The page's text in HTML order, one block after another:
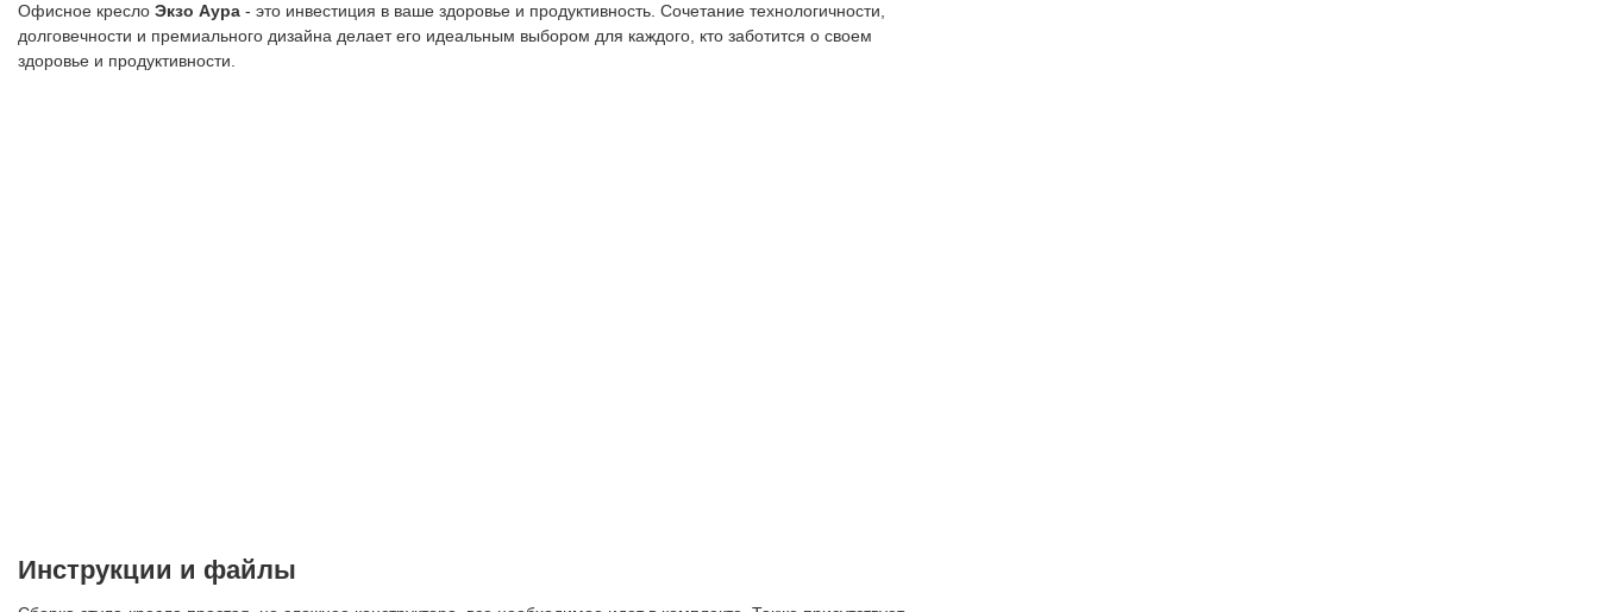
Офисное кресло Экзо Аура - это инвестиция в ваше здоровье и продуктивность. Сочетание технологичности,
долговечности и премиального дизайна делает его идеальным выбором для каждого, кто заботится о своем
здоровье и продуктивности.
Инструкции и файлы